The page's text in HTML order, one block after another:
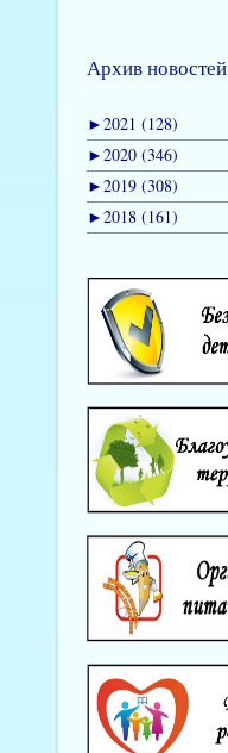
Архив новостей
►2021 (128)
►2020 (346)
►2019 (308)
►2018 (161)